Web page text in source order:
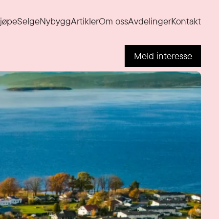
SelgeNybyggArtiklerOm ossAvdelingerKontakt
Meld interesse